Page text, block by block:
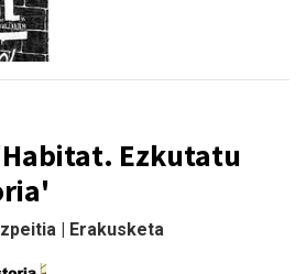
Ezkutatu
| Erakusketa